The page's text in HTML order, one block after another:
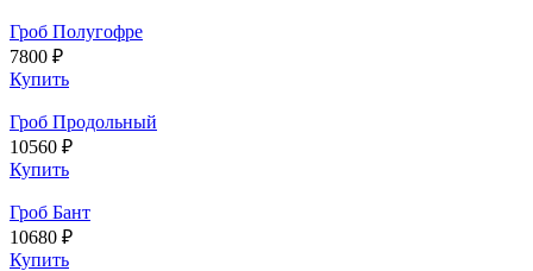
Гроб Полугофре
7800 ₽
Купить
Гроб Продольный
10560 ₽
Купить
Гроб Бант
10680 ₽
Купить